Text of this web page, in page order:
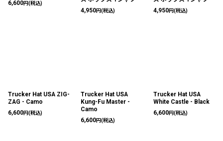
6,600円(税込)
4,950円(税込)
4,950円(税込)
Trucker Hat USA ZIG-
ZAG - Camo
6,600円(税込)
Trucker Hat USA
Kung-Fu Master -
Camo
6,600円(税込)
Trucker Hat USA
White Castle - Black
6,600円(税込)